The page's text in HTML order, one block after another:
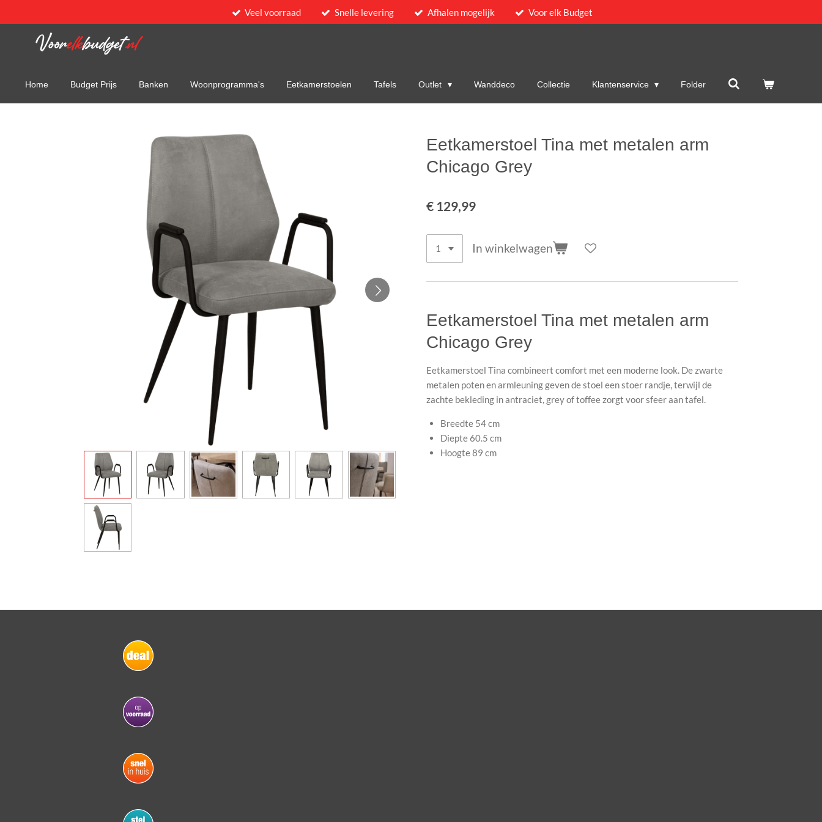
direct
Veel voorraad Snelle levering Afhalen mogelijk Voor elk Budget
Home Budget Prijs Banken Woonprogramma's Eetkamerstoelen Tafels Outlet Wanddeco Collectie Klantenservice Folder
Eetkamerstoel Tina met metalen arm
Chicago Grey
€ 129,99
In winkelwagen
Eetkamerstoel Tina met metalen arm
Chicago Grey
Eetkamerstoel Tina combineert comfort met een moderne look. De zwarte
metalen poten en armleuning geven de stoel een stoer randje, terwijl de
zachte bekleding in antraciet, grey of toffee zorgt voor sfeer aan tafel.
Breedte 54 cm
Diepte 60.5 cm
Hoogte89 cm